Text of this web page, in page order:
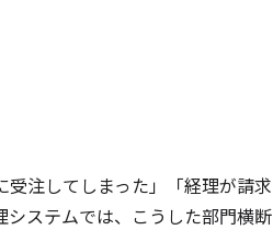
注してしまった」「経理が請求
ステムでは、こうした部門横断